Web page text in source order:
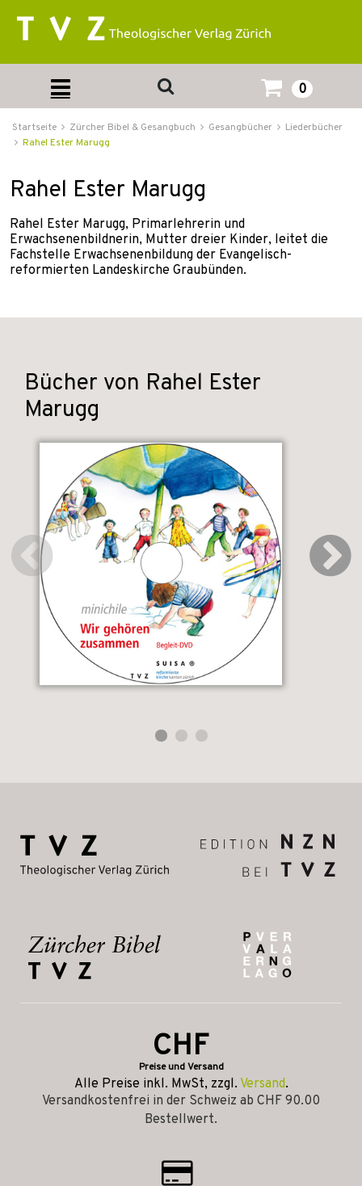
0
Startseite Zürcher Bibel & Gesangbuch Gesangbücher
Liederbücher
Rahel Ester Marugg
Rahel Ester Marugg
Rahel Ester Marugg, Primarlehrerin und
Erwachsenenbildnerin, Mutter dreier Kinder, leitet die
Fachstelle Erwachsenenbildung der Evangelisch-
reformierten Landeskirche Graubünden.
Bücher von Rahel Ester
Marugg
CHF
Preise und Versand
Alle Preise inkl. MwSt, zzgl. Versand.
Versandkostenfrei in der Schweiz ab CHF 90.00
Bestellwert.